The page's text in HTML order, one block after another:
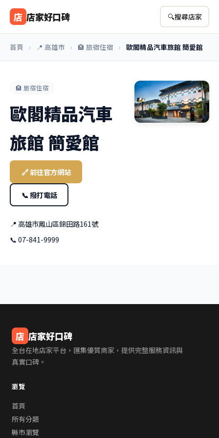
店 店家好口碑 🔍搜尋店家
首頁 › 📍 高雄市 › 🏨 旅宿住宿 › 歐閣精品汽車旅館 簡愛館
🏨 旅宿住宿
歐閣精品汽車
旅館 簡愛館
🔗 前往官方網站
📞 撥打電話
📍 高雄市鳳山區錦田路161號
📞 07-841-9999
店 店家好口碑
全台在地店家平台，匯集優質商家，提供完整服務資訊與
真實口碑。
瀏覽
首頁
所有分類
縣市瀏覽